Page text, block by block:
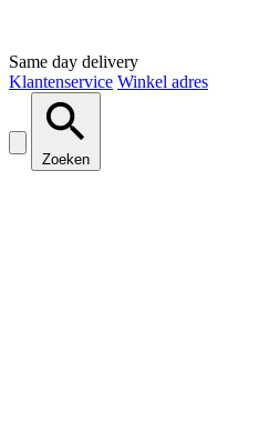
Same day delivery
Klantenservice Winkel adres
Zoeken